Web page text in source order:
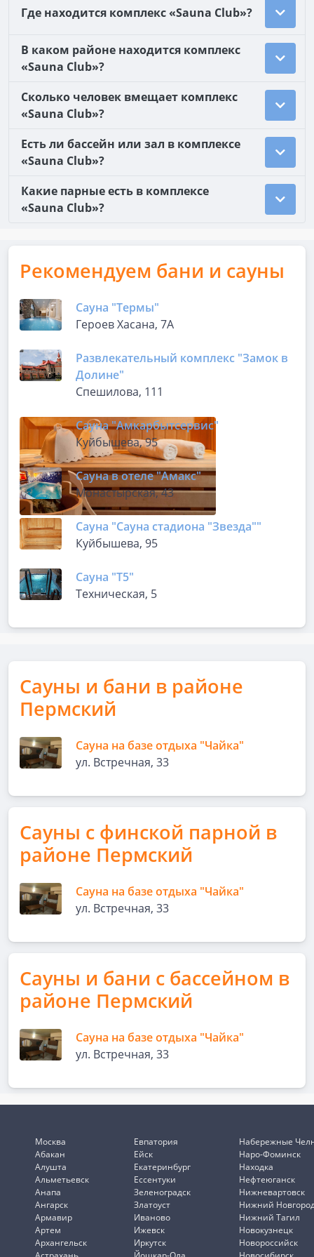
Где находится комплекс «Sauna Club»?
В каком районе находится комплекс
«Sauna Club»?
Сколько человек вмещает комплекс
«Sauna Club»?
Есть ли бассейн или зал в комплексе
«Sauna Club»?
Какие парные есть в комплексе
«Sauna Club»?
Рекомендуем бани и сауны
Сауна "Термы"
Героев Хасана, 7А
Развлекательный комплекс "Замок в
Долине"
Спешилова, 111
Сауна "Амкарбытсервис"
Куйбышева, 95
Сауна в отеле "Амакс"
Монастырская, 43
Сауна "Сауна стадиона "Звезда""
Куйбышева, 95
Сауна "Т5"
Техническая, 5
Сауны и бани в районе
Пермский
Сауна на базе отдыха "Чайка"
ул. Встречная, 33
Сауны с финской парной в
районе Пермский
Сауна на базе отдыха "Чайка"
ул. Встречная, 33
Сауны и бани с бассейном в
районе Пермский
Сауна на базе отдыха "Чайка"
ул. Встречная, 33
Москва
Абакан
Алушта
Альметьевск
Анапа
Ангарск
Армавир
Артем
Архангельск
Евпатория
Ейск
Екатеринбург
Ессентуки
Зеленоградск
Златоуст
Иваново
Ижевск
Иркутск
Набережные
Наро-Фоминск
Находка
Нефтеюганск
Нижневартовск
Нижний
Нижний Тагил
Новокузнецк
Новороссийск